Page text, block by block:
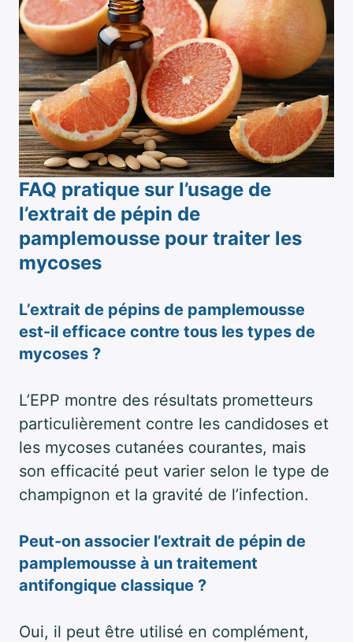
FAQ pratique sur l’usage de
l’extrait de pépin de
pamplemousse pour traiter les
mycoses
L’extrait de pépins de pamplemousse
est-il efficace contre tous les types de
mycoses ?
L’EPP montre des résultats prometteurs
particulièrement contre les candidoses et
les mycoses cutanées courantes, mais
son efficacité peut varier selon le type de
champignon et la gravité de l’infection.
Peut-on associer l’extrait de pépin de
pamplemousse à un traitement
antifongique classique ?
Oui, il peut être utilisé en complément,